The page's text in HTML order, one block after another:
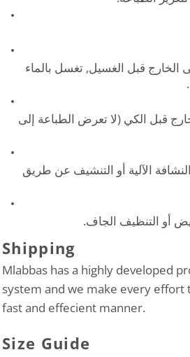
الخارج قبل الغسيل, تغسل بالماء
قبل الكي (لا تعرض الطباعة إلى
الآلية أو التنشيف عن طريق
أو التنظيف الجاف.
Shipping
Mlabbas has a highly developed
system and we make every effort
fast and effecient manner.
Size Guide